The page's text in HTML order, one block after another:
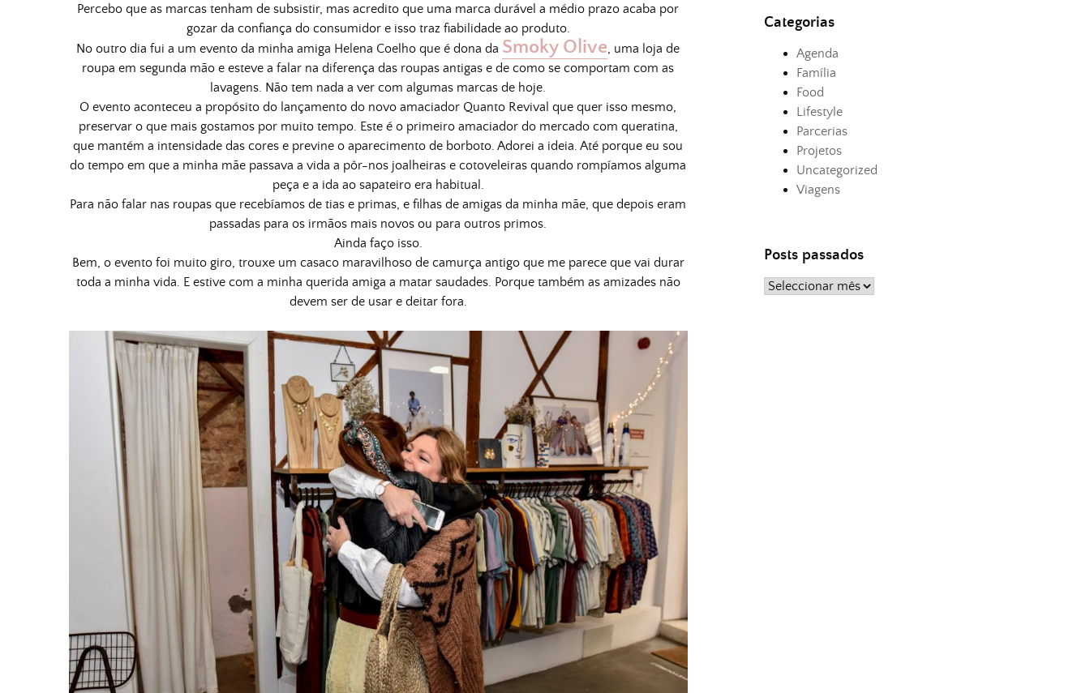
Percebo que as marcas tenham de subsistir, mas acredito que uma marca durável a médio prazo acaba por
gozar da confiança do consumidor e isso traz fiabilidade ao produto.
No outro dia fui a um evento da minha amiga Helena Coelho que é dona da Smoky Olive, uma loja de
roupa em segunda mão e esteve a falar na diferença das roupas antigas e de como se comportam com as
lavagens. Não tem nada a ver com algumas marcas de hoje.
O evento aconteceu a propósito do lançamento do novo amaciador Quanto Revival que quer isso mesmo,
preservar o que mais gostamos por muito tempo. Este é o primeiro amaciador do mercado com queratina,
que mantém a intensidade das cores e previne o aparecimento de borboto. Adorei a ideia. Até porque eu sou
do tempo em que a minha mãe passava a vida a pôr-nos joalheiras e cotoveleiras quando rompíamos alguma
peça e a ida ao sapateiro era habitual.
Para não falar nas roupas que recebíamos de tias e primas, e filhas de amigas da minha mãe, que depois eram
passadas para os irmãos mais novos ou para outros primos.
Ainda faço isso.
Bem, o evento foi muito giro, trouxe um casaco maravilhoso de camurça antigo que me parece que vai durar
toda a minha vida. E estive com a minha querida amiga a matar saudades. Porque também as amizades não
devem ser de usar e deitar fora.
Categorias
Agenda
Família
Food
Lifestyle
Parcerias
Projetos
Uncategorized
Viagens
Posts passados
Posts